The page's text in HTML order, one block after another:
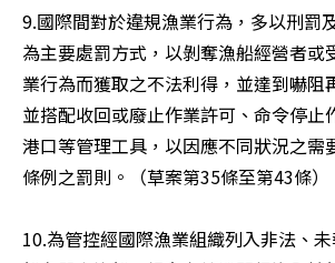
9.國際間對於違規漁業行為，多以刑罰
為主要處罰方式，以剝奪漁船經營者或
業行為而獲取之不法利得，並達到嚇阻
並搭配收回或廢止作業許可、命令停止
港口等管理工具，以因應不同狀況之需
條例之罰則。（草案第35條至第43條）
10.為管控經國際漁業組織列入非法、